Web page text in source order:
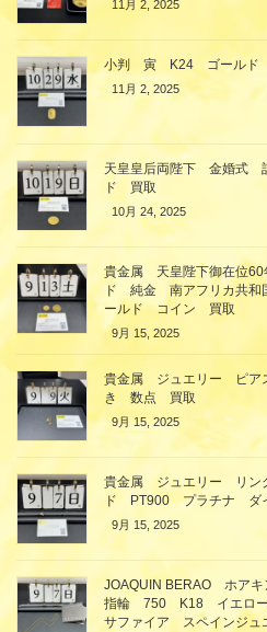
11月 2, 2025
小判 寅 K24 ゴールド
11月 2, 2025
天皇皇后両陛下 金婚式
ド 買取
10月 24, 2025
貴金属 天皇陛下御在位
ド 純金 南アフリカ共
ールド コイン 買取
9月 15, 2025
貴金属 ジュエリー ピ
き 数点 買取
9月 15, 2025
貴金属 ジュエリー リ
ド PT900 プラチナ ダ
9月 15, 2025
JOAQUIN BERAO ホア
指輪 750 K18 イエロー
サファイア スペインジ